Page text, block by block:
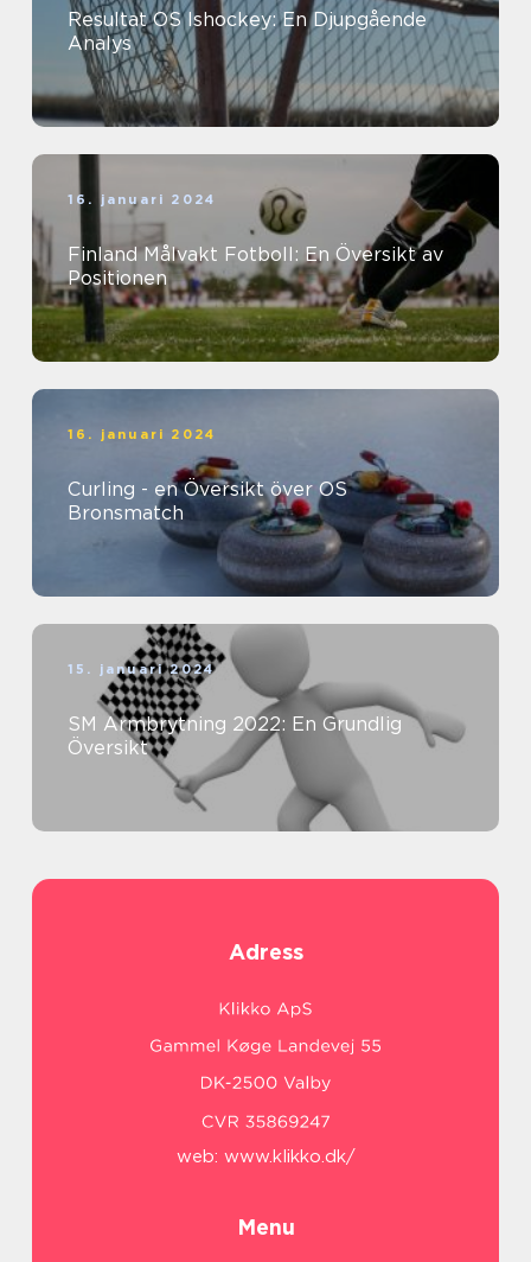
Resultat OS Ishockey: En Djupgående
Analys
16. januari 2024
Finland Målvakt Fotboll: En Översikt av
Positionen
16. januari 2024
Curling - en Översikt över OS
Bronsmatch
15. januari 2024
SM Armbrytning 2022: En Grundlig
Översikt
Adress
web: www.klikko.dk/
Menu